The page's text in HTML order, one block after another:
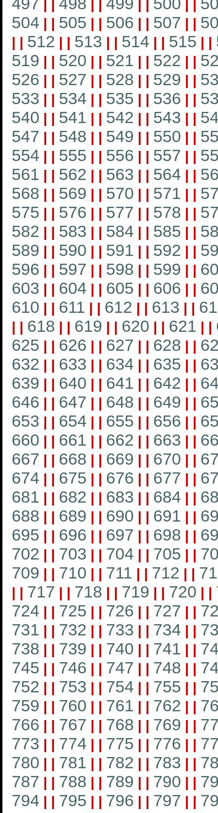
504 | | 505 | | 506 | | 507 | |
| | 512 | | 513 | | 514 | | 515 | |
519 | | 520 | | 521 | | 522 | |
526 | | 527 | | 528 | | 529 | |
533 | | 534 | | 535 | | 536 | |
540 | | 541 | | 542 | | 543 | |
547 | | 548 | | 549 | | 550 | |
554 | | 555 | | 556 | | 557 | |
561 | | 562 | | 563 | | 564 | |
568 | | 569 | | 570 | | 571 | |
575 | | 576 | | 577 | | 578 | |
582 | | 583 | | 584 | | 585 | |
589 | | 590 | | 591 | | 592 | |
596 | | 597 | | 598 | | 599 | |
603 | | 604 | | 605 | | 606 | |
610 | | 611 | | 612 | | 613 | |
| | 618 | | 619 | | 620 | | 621 | |
625 | | 626 | | 627 | | 628 | |
632 | | 633 | | 634 | | 635 | |
639 | | 640 | | 641 | | 642 | |
646 | | 647 | | 648 | | 649 | |
653 | | 654 | | 655 | | 656 | |
660 | | 661 | | 662 | | 663 | |
667 | | 668 | | 669 | | 670 | |
674 | | 675 | | 676 | | 677 | |
681 | | 682 | | 683 | | 684 | |
688 | | 689 | | 690 | | 691 | |
695 | | 696 | | 697 | | 698 | |
702 | | 703 | | 704 | | 705 | |
709 | | 710 | | 711 | | 712 | |
| | 717 | | 718 | | 719 | | 720 | |
724 | | 725 | | 726 | | 727 | |
731 | | 732 | | 733 | | 734 | |
738 | | 739 | | 740 | | 741 | |
745 | | 746 | | 747 | | 748 | |
752 | | 753 | | 754 | | 755 | |
759 | | 760 | | 761 | | 762 | |
766 | | 767 | | 768 | | 769 | |
773 | | 774 | | 775 | | 776 | |
780 | | 781 | | 782 | | 783 | |
787 | | 788 | | 789 | | 790 | |
794 | | 795 | | 796 | | 797 | |